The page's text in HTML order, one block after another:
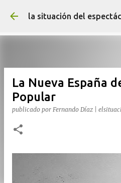
Ir al
La Nueva España
Popular
publicado por Fernando Díaz |